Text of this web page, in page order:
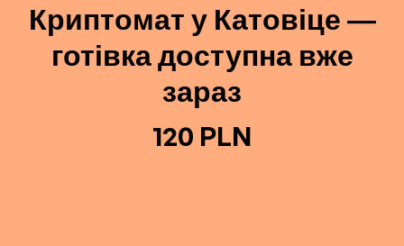
Криптомат у Катовіце —
готівка доступна вже
зараз
120 PLN